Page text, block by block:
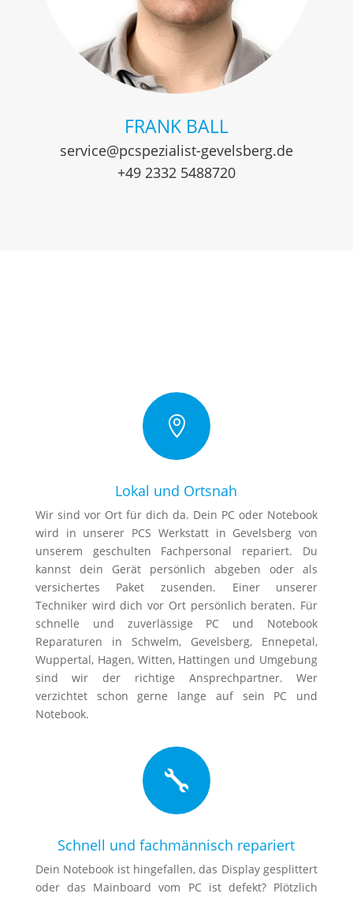
FRANK BALL
service@pcspezialist-gevelsberg.de
+49 2332 5488720

Lokal und Ortsnah
Wir sind vor Ort für dich da. Dein PC oder Notebook
wird in unserer PCS Werkstatt in Gevelsberg von
unserem geschulten Fachpersonal repariert. Du
kannst dein Gerät persönlich abgeben oder als
versichertes Paket zusenden. Einer unserer
Techniker wird dich vor Ort persönlich beraten. Für
schnelle und zuverlässige PC und Notebook
Reparaturen in Schwelm, Gevelsberg, Ennepetal,
Wuppertal, Hagen, Witten, Hattingen und Umgebung
sind wir der richtige Ansprechpartner. Wer
verzichtet schon gerne lange auf sein PC und
Notebook.

Schnell und fachmännisch repariert
Dein Notebook ist hingefallen, das Display gesplittert
oder das Mainboard vom PC ist defekt? Plötzlich